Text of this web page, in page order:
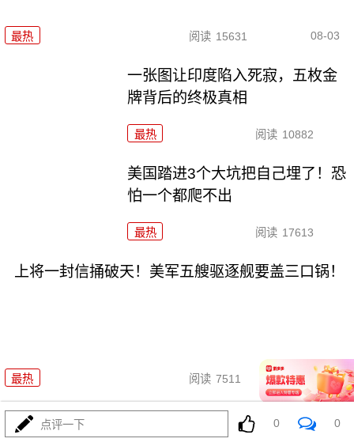
最热 阅读 15631 08-03
一张图让印度陷入死寂，五枚金
牌背后的终极真相
最热 阅读 10882
美国踏进3个大坑把自己埋了！恐
怕一个都爬不出
最热 阅读 17613
上将一封信捅破天！美军五艘驱逐舰要盖三口锅！
最热 阅读 7511 08-03
特朗普要对伊朗动手？最狠的还没来，最骚的来了
点评一下 0 0